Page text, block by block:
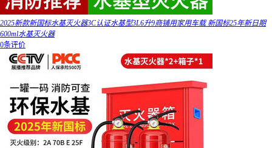
2025新款新国标水基灭火器3C认证水基型3L6升9商铺用家用车载 新国标25年新日期
600ml水基灭火器
0条评价